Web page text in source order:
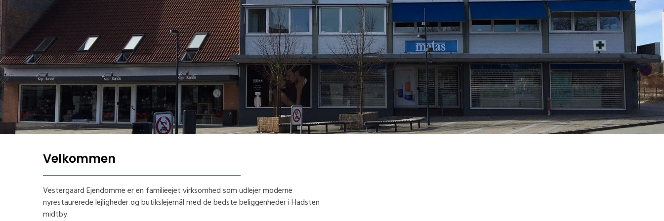
Velkommen
Vestergaard Ejendomme er en familieejet virksomhed som udlejer moderne
nyrestaurerede lejligheder og butikslejemål med de bedste beliggenheder i Hadsten
midtby.